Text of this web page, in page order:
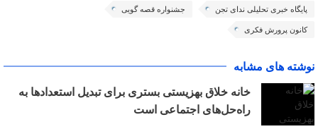
پایگاه خبری تحلیلی ندای تجن جشنواره قصه گویی
کانون پرورش فکری
نوشته های مشابه
خانه خلاق بهزیستی بستری برای تبدیل استعدادها به
راه‌حل‌های اجتماعی است